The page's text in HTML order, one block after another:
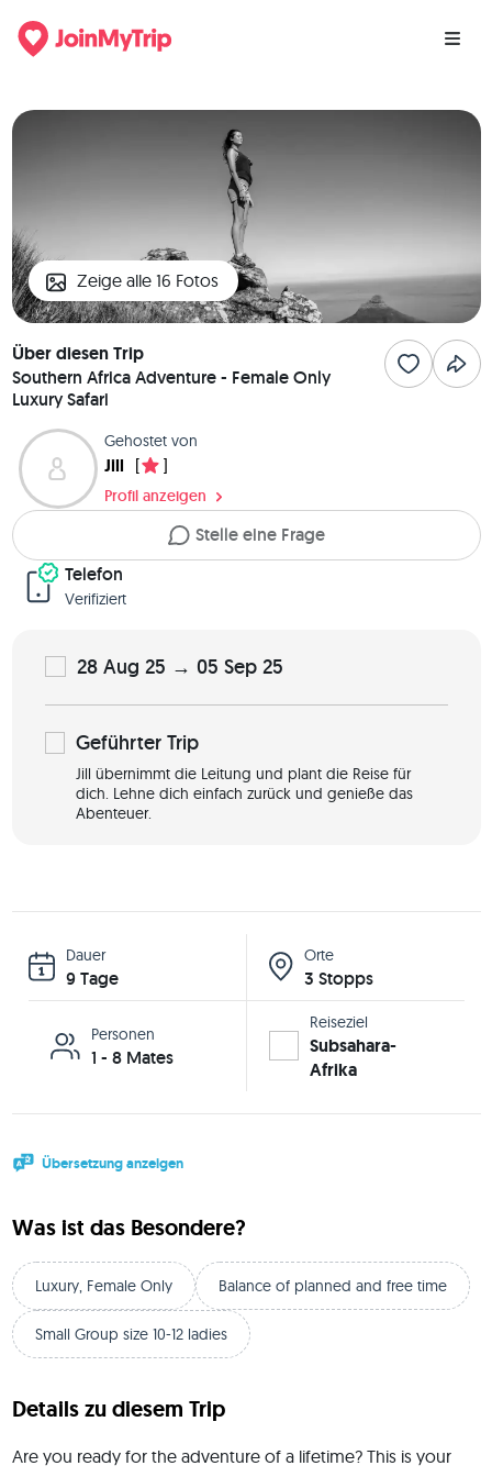
Zeige alle 16 Fotos
Über diesen Trip
Southern Africa Adventure - Female Only
Luxury Safari
Gehostet von
Jill [ ]
Profil anzeigen
Stelle eine Frage
Telefon
Verifiziert
28 Aug 25 → 05 Sep 25
Geführter Trip
Jill übernimmt die Leitung und plant die Reise für
dich. Lehne dich einfach zurück und genieße das
Abenteuer.
Dauer
9 Tage
Orte
3 Stopps
Personen
1 - 8 Mates
Reiseziel
Subsahara-
Afrika
Übersetzung anzeigen
Was ist das Besondere?
Luxury, Female Only Balance of planned and free time
Small Group size 10-12 ladies
Details zu diesem Trip
Are you ready for the adventure of a lifetime? This is your